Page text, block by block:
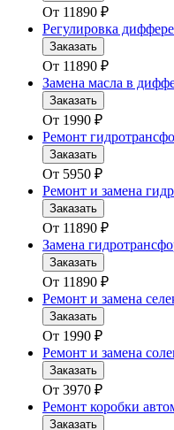
От 11890 ₽
Регулировка
Заказать
От 11890 ₽
Замена масла в
Заказать
От 1990 ₽
Ремонт
Заказать
От 5950 ₽
Ремонт и замена
Заказать
От 11890 ₽
Замена
Заказать
От 11890 ₽
Ремонт и замена
Заказать
От 1990 ₽
Ремонт и замена
Заказать
От 3970 ₽
Ремонт коробки
Заказать